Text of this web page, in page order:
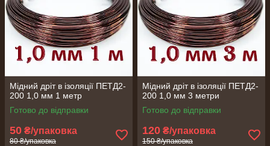
Мідний дріт в ізоляції ПЕТД2-
200 1,0 мм 1 метр
Готово до відправки
50 ₴/упаковка
80 ₴/упаковка
Мідний дріт в ізоляції ПЕТД2-
200 1,0 мм 3 метри
Готово до відправки
120 ₴/упаковка
150 ₴/упаковка